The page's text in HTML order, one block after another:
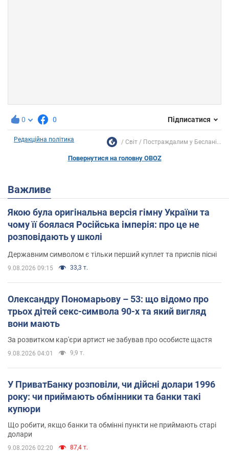
0 0 Підписатися
Редакційна політика Світ Постраждалим у Беслані...
Повернутися на головну OBOZ
Важливе
Якою була оригінальна версія гімну України та
чому її боялася Російська імперія: про це не
розповідають у школі
Державним символом є тільки перший куплет та приспів пісні
9.08.2026 09:15 33,3 т.
Олександру Пономарьову – 53: що відомо про
трьох дітей секс-символа 90-х та який вигляд
вони мають
За розвитком кар'єри артист не забував про особисте щастя
9.08.2026 04:01 9,9 т.
У ПриватБанку розповіли, чи дійсні долари 1996
року: чи приймають обмінники та банки такі
купюри
Що робити, якщо банки та обмінні пункти не приймають старі
долари
9.08.2026 02:20 87,4 т.